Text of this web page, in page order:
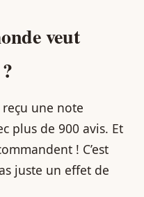
veut
une note
plus de 900 avis. Et
! C’est
juste un effet de